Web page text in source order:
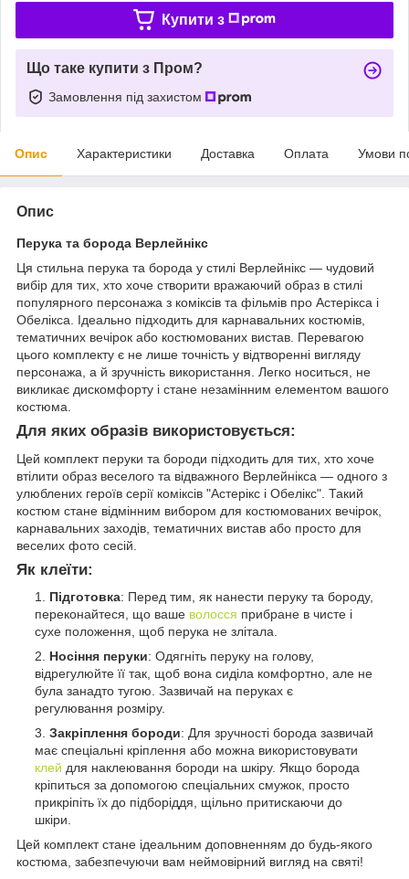
Купити з
Що таке купити з Пром?
Замовлення під захистом
Опис Характеристики Доставка Оплата Умови
Опис
Перука та борода Верлейнікс
Ця стильна перука та борода у стилі Верлейнікс — чудовий
вибір для тих, хто хоче створити вражаючий образ в стилі
популярного персонажа з коміксів та фільмів про Астерікса і
Обелікса. Ідеально підходить для карнавальних костюмів,
тематичних вечірок або костюмованих вистав. Перевагою
цього комплекту є не лише точність у відтворенні вигляду
персонажа, а й зручність використання. Легко носиться, не
викликає дискомфорту і стане незамінним елементом вашого
костюма.
Для яких образів використовується:
Цей комплект перуки та бороди підходить для тих, хто хоче
втілити образ веселого та відважного Верлейнікса — одного з
улюблених героїв серії коміксів "Астерікс і Обелікс". Такий
костюм стане відмінним вибором для костюмованих вечірок,
карнавальних заходів, тематичних вистав або просто для
веселих фото сесій.
Як клеїти:
Підготовка: Перед тим, як нанести перуку та бороду,
переконайтеся, що ваше волосся прибране в чисте і
сухе положення, щоб перука не злітала.
Носіння перуки: Одягніть перуку на голову,
відрегулюйте її так, щоб вона сиділа комфортно, але не
була занадто тугою. Зазвичай на перуках є
регулювання розміру.
Закріплення бороди: Для зручності борода зазвичай
має спеціальні кріплення або можна використовувати
клей для наклеювання бороди на шкіру. Якщо борода
кріпиться за допомогою спеціальних смужок, просто
прикріпіть їх до підборіддя, щільно притискаючи до
шкіри.
Цей комплект стане ідеальним доповненням до будь-якого
костюма, забезпечуючи вам неймовірний вигляд на святі!